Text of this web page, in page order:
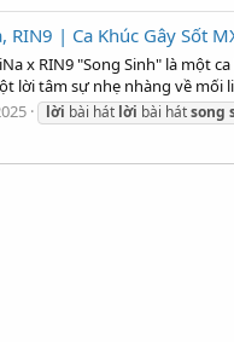
RIN9 | Ca Khúc Gây Sốt
x RIN9 "Song Sinh" là một
lời tâm sự nhẹ nhàng về mối
lời bài hát lời bài hátsong